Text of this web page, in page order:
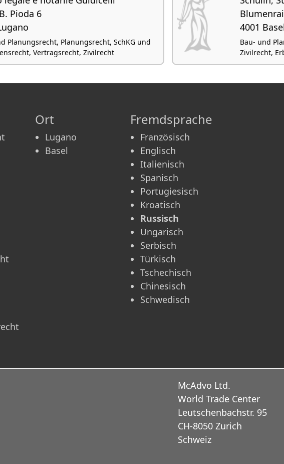
Pioda 6
Planungsrecht, Planungsrecht, SchKG und
Vertragsrecht, Zivilrecht
4001
Bau- und
Zivilrecht,
Ort
Lugano
Basel
Fremdsprache
Französisch
Englisch
Italienisch
Spanisch
Portugiesisch
Kroatisch
Russisch
Ungarisch
Serbisch
Türkisch
Tschechisch
Chinesisch
Schwedisch
McAdvo Ltd.
World Trade Center
Leutschenbachstr. 95
CH-8050 Zurich
Schweiz